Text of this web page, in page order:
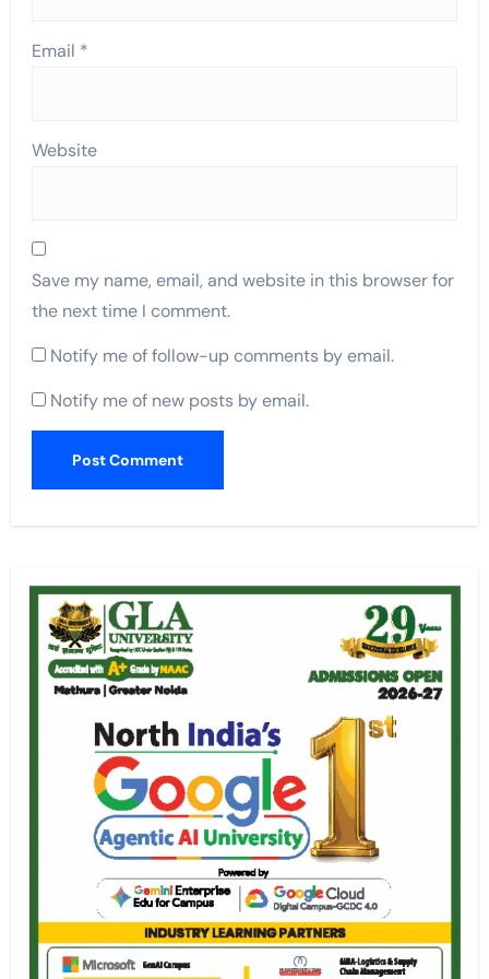
Email *
Website
Save my name, email, and website in this browser for
the next time I comment.
Notify me of follow-up comments by email.
Notify me of new posts by email.